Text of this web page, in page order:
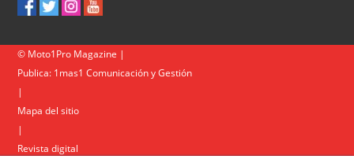
© Moto1Pro Magazine |
Publica: 1mas1 Comunicación y Gestión
|
Mapa del sitio
|
Revista digital